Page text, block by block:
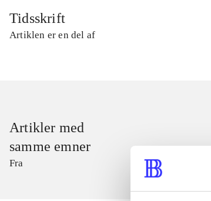
Tidsskrift
Artiklen er en del af
Artikler med
samme emner
Fra